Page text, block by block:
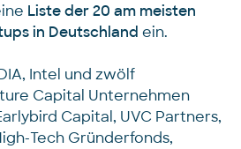
Liste der 20 am meisten
in Deutschland ein.
Intel und zwölf
Capital Unternehmen
Capital, UVC Partners,
Tech Gründerfonds,